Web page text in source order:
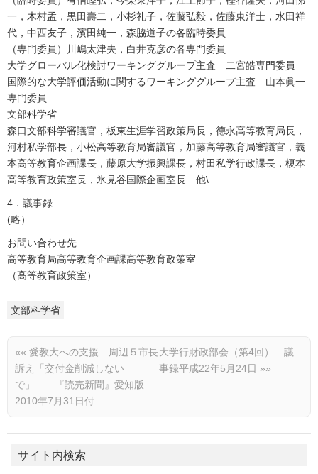
一，木村孟，黒田壽二，小杉礼子，佐藤弘毅，佐藤東洋士，水田祥
代，中西友子，濱田純一，森脇道子の各臨時委員
（専門委員）川嶋太津夫，白井克彦の各専門委員
大学グローバル化検討ワーキンググループ主査 二宮皓専門委員
国際的な大学評価活動に関するワーキンググループ主査 山本眞一
専門委員
文部科学省
森口文部科学審議官，板東生涯学習政策局長，德永高等教育局長，
河村私学部長，小松高等教育局審議官，加藤高等教育局審議官，義
本高等教育企画課長，藤原大学振興課長，村田私学行政課長，榎本
高等教育政策室長，氷見谷国際企画室長 他\
4．議事録
(略）
お問い合わせ先
高等教育局高等教育企画課高等教育政策室
（高等教育政策室）
文部科学省
«« 愛教大への支援 周辺５市長
訴え「交付金削減しない
で」 『読売新聞』愛知版
2010年7月31日付
大学行財政部会（第4回） 議
事録平成22年5月24日 »»
サイト内検索